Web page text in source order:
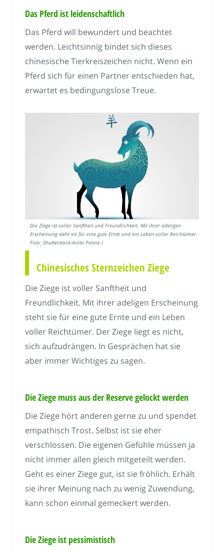
Das Pferd ist leidenschaftlich
Das Pferd will bewundert und beachtet
werden. Leichtsinnig bindet sich dieses
chinesische Tierkreiszeichen nicht. Wenn ein
Pferd sich für einen Partner entschieden hat,
erwartet es bedingungslose Treue.
Die Ziege ist voller Sanftheit und Freundlichkeit. Mit ihrer adeligen
Erscheinung steht sie für eine gute Ernte und ein Leben voller Reichtümer. (
Foto: Shutterstock-Anita Ponne )
Chinesisches Sternzeichen Ziege
Die Ziege ist voller Sanftheit und
Freundlichkeit. Mit ihrer adeligen Erscheinung
steht sie für eine gute Ernte und ein Leben
voller Reichtümer. Der Ziege liegt es nicht,
sich aufzudrängen. In Gesprächen hat sie
aber immer Wichtiges zu sagen.
Die Ziege muss aus der Reserve gelockt werden
Die Ziege hört anderen gerne zu und spendet
empathisch Trost. Selbst ist sie eher
verschlossen. Die eigenen Gefühle müssen ja
nicht immer allen gleich mitgeteilt werden.
Geht es einer Ziege gut, ist sie fröhlich. Erhält
sie ihrer Meinung nach zu wenig Zuwendung,
kann schon einmal gemeckert werden.
Die Ziege ist pessimistisch